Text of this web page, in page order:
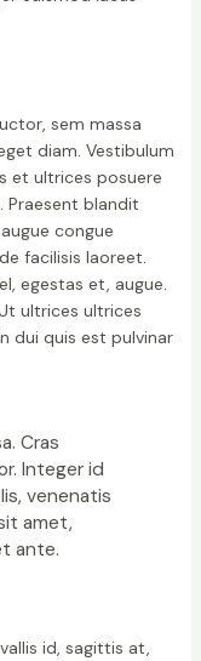
sem massa
diam. Vestibulum
et ultrices posuere
Praesent blandit
congue
facilisis laoreet.
egestas et, augue.
ultrices ultrices
dui quis est pulvinar
Cras
Integer id
venenatis
amet,
ante.
id, sagittis at,